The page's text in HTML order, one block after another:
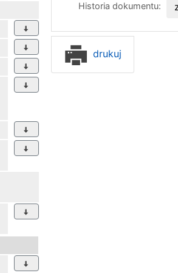
Historia dokumentu:
drukuj